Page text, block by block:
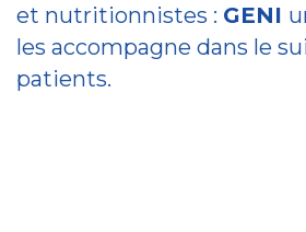
et nutritionnistes : GENI
les accompagne dans le
patients.